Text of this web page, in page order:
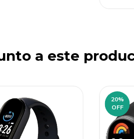
a este
20%
OFF